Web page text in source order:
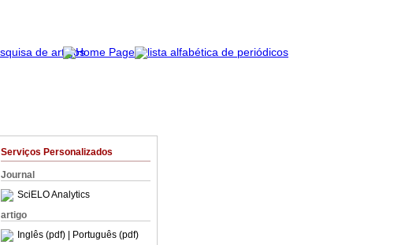
Serviços Personalizados
Journal
SciELO Analytics
artigo
Inglês (pdf)
| Português (pdf)